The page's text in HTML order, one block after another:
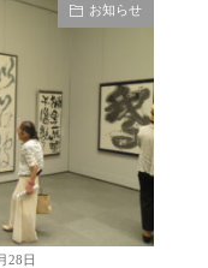
お知らせ
28日